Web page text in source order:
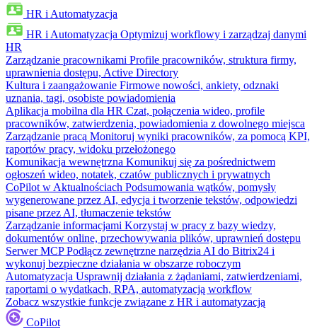
HR i Automatyzacja
HR i Automatyzacja Optymizuj workflowy i zarządzaj danymi
HR
Zarządzanie pracownikami Profile pracowników, struktura firmy,
uprawnienia dostępu, Active Directory
Kultura i zaangażowanie Firmowe nowości, ankiety, odznaki
uznania, tagi, osobiste powiadomienia
Aplikacja mobilna dla HR Czat, połączenia wideo, profile
pracowników, zatwierdzenia, powiadomienia z dowolnego miejsca
Zarządzanie pracą Monitoruj wyniki pracowników, za pomocą KPI,
raportów pracy, widoku przełożonego
Komunikacja wewnętrzna Komunikuj się za pośrednictwem
ogłoszeń wideo, notatek, czatów publicznych i prywatnych
CoPilot w Aktualnościach Podsumowania wątków, pomysły
wygenerowane przez AI, edycja i tworzenie tekstów, odpowiedzi
pisane przez AI, tłumaczenie tekstów
Zarządzanie informacjami Korzystaj w pracy z bazy wiedzy,
dokumentów online, przechowywania plików, uprawnień dostępu
Serwer MCP Podłącz zewnętrzne narzędzia AI do Bitrix24 i
wykonuj bezpieczne działania w obszarze roboczym
Automatyzacja Usprawnij działania z żądaniami, zatwierdzeniami,
raportami o wydatkach, RPA, automatyzacją workflow
Zobacz wszystkie funkcje związane z HR i automatyzacją
CoPilot